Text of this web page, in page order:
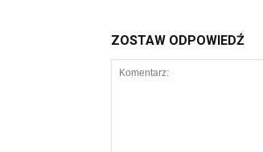
ZOSTAW ODPOWIEDŹ